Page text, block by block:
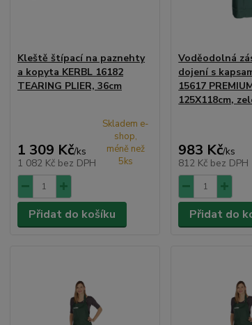
Kleště štípací na paznehty
a kopyta KERBL 16182
TEARING PLIER, 36cm
1 309 Kč/ks
1 082 Kč bez DPH
Skladem e-
shop,
méně než
5ks
Přidat do košíku
Voděodolná
dojení s
15617
125X118cm,
983 Kč/ks
812 Kč bez DPH
Přidat do